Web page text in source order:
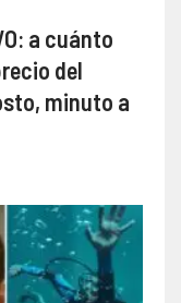
a cuánto
del
minuto a